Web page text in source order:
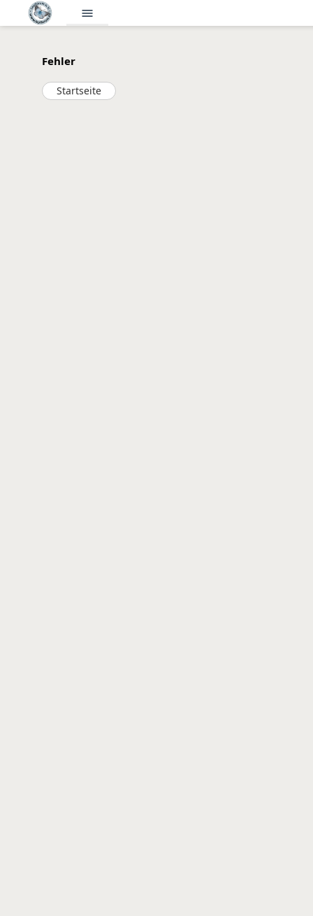
menu
Fehler
Startseite